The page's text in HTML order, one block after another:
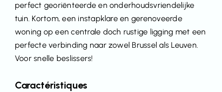
perfect georiënteerde en onderhoudsvriendelijke
tuin. Kortom, een instapklare en gerenoveerde
woning op een centrale doch rustige ligging met een
perfecte verbinding naar zowel Brussel als Leuven.
Voor snelle beslissers!
Caractéristiques